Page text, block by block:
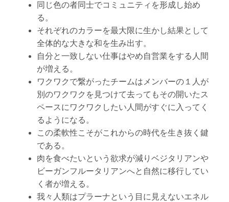
同じ色の者同士でコミュニティを形成し始め
る。
それぞれのカラーを最大限に生かし結果として
全体的な大きな和を生み出す。
自分と一致しない仕事はやめ自営業をする人間
が増える。
ワクワクで繋がったチームはメンバーの１人が
別のワクワクを見つけて去ってもその開いたス
ペースにワクワクしたい人間がすぐに入ってく
るようになる。
この柔軟性こそがこれからの時代を生き抜く鍵
である。
肉を食べたいという欲求が減りベジタリアンや
ビーガンフルータリアンへと自然に移行してい
く者が増える。
我々人類はプラーナという目に見えないエネル